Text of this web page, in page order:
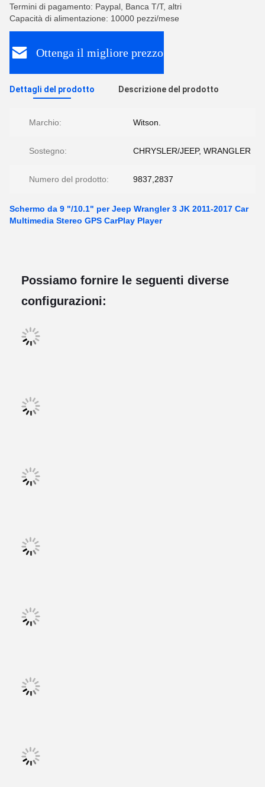
Termini di pagamento: Paypal, Banca T/T, altri
Capacità di alimentazione: 10000 pezzi/mese
Ottenga il migliore prezzo
Dettagli del prodotto Descrizione del prodotto
Marchio: Witson.
Sostegno: CHRYSLER/JEEP, WRANGLER
Numero del prodotto: 9837,2837
Schermo da 9 "/10.1" per Jeep Wrangler 3 JK 2011-2017 Car
Multimedia Stereo GPS CarPlay Player
Possiamo fornire le seguenti diverse
configurazioni: